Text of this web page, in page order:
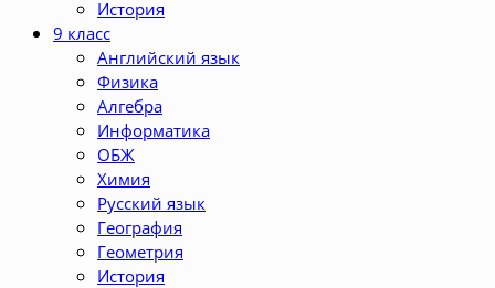
История
9 класс
Английский язык
Физика
Алгебра
Информатика
ОБЖ
Химия
Русский язык
География
Геометрия
История